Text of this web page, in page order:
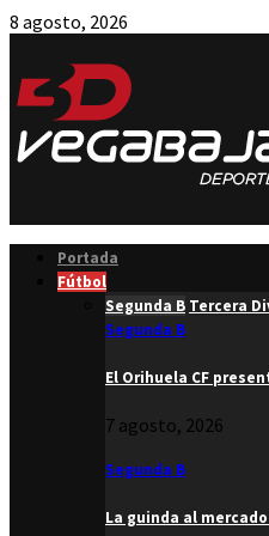
8 agosto, 2026
Portada
Fútbol
Segunda B Tercera
Segunda B
El Orihuela CF
7 agosto, 2026
Segunda B
La guinda al